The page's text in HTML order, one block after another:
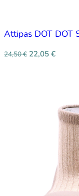
Attipas DOT DOT
24,50€ 22,05 €